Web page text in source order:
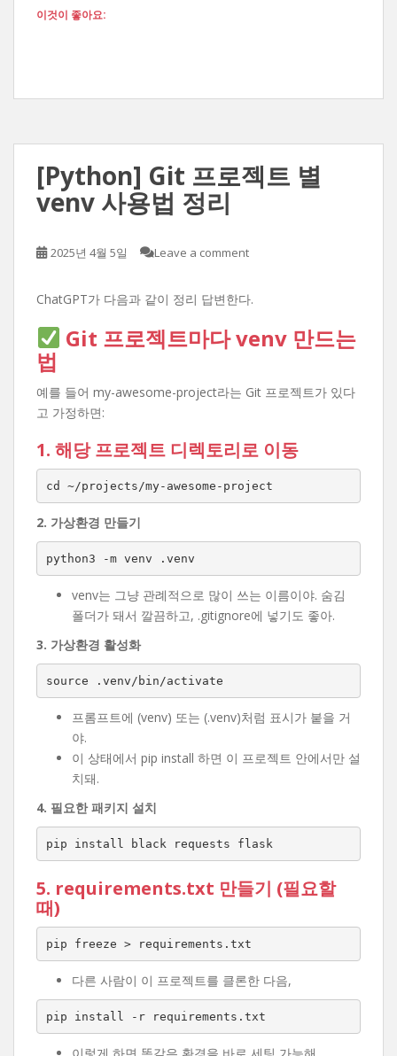
이것이 좋아요:
[Python] Git 프로젝트 별
venv 사용법 정리
2025년 4월 5일 Leave a comment
ChatGPT가 다음과 같이 정리 답변한다.
Git 프로젝트마다 venv 만드는
법
예를 들어 my-awesome-project라는 Git 프로젝트가 있다
고 가정하면:
1. 해당 프로젝트 디렉토리로 이동
cd ~/projects/my-awesome-project
2. 가상환경 만들기
python3 -m venv .venv
venv는 그냥 관례적으로 많이 쓰는 이름이야. 숨김
폴더가 돼서 깔끔하고, .gitignore에 넣기도 좋아.
3. 가상환경 활성화
source .venv/bin/activate
프롬프트에 (venv) 또는 (.venv)처럼 표시가 붙을 거
야.
이 상태에서 pip install 하면 이 프로젝트 안에서만 설
치돼.
4. 필요한 패키지 설치
pip install black requests flask
5. requirements.txt 만들기 (필요할
때)
pip freeze > requirements.txt
다른 사람이 이 프로젝트를 클론한 다음,
pip install -r requirements.txt